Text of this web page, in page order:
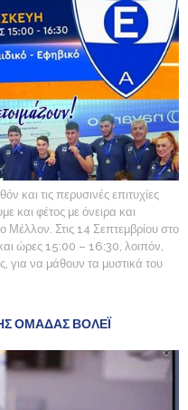
και τις περυσινές επιτυχίες
και φέτος με όνειρα και
Μέλλον. Στις 14 Σεπτεμβρίου στο
ώρες 15:00 – 16:30, λοιπόν,
για να μάθουν τα μυστικά του
ΟΜΑΔΑΣ ΒΟΛΕΪ